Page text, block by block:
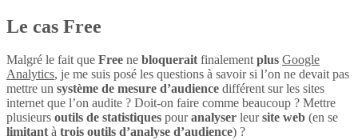
Le cas Free
Malgré le fait que Free ne bloqueraitfinalementplus Google
Analytics, je me suis posé les questions à savoir si l’on ne devait pas
mettre un système de mesure d’audience différent sur les sites
internet que l’on audite ? Doit-on faire comme beaucoup ? Mettre
plusieurs outils de statistiques pouranalyser leursite web (en se
limitantà trois outils d’analyse d’audience) ?